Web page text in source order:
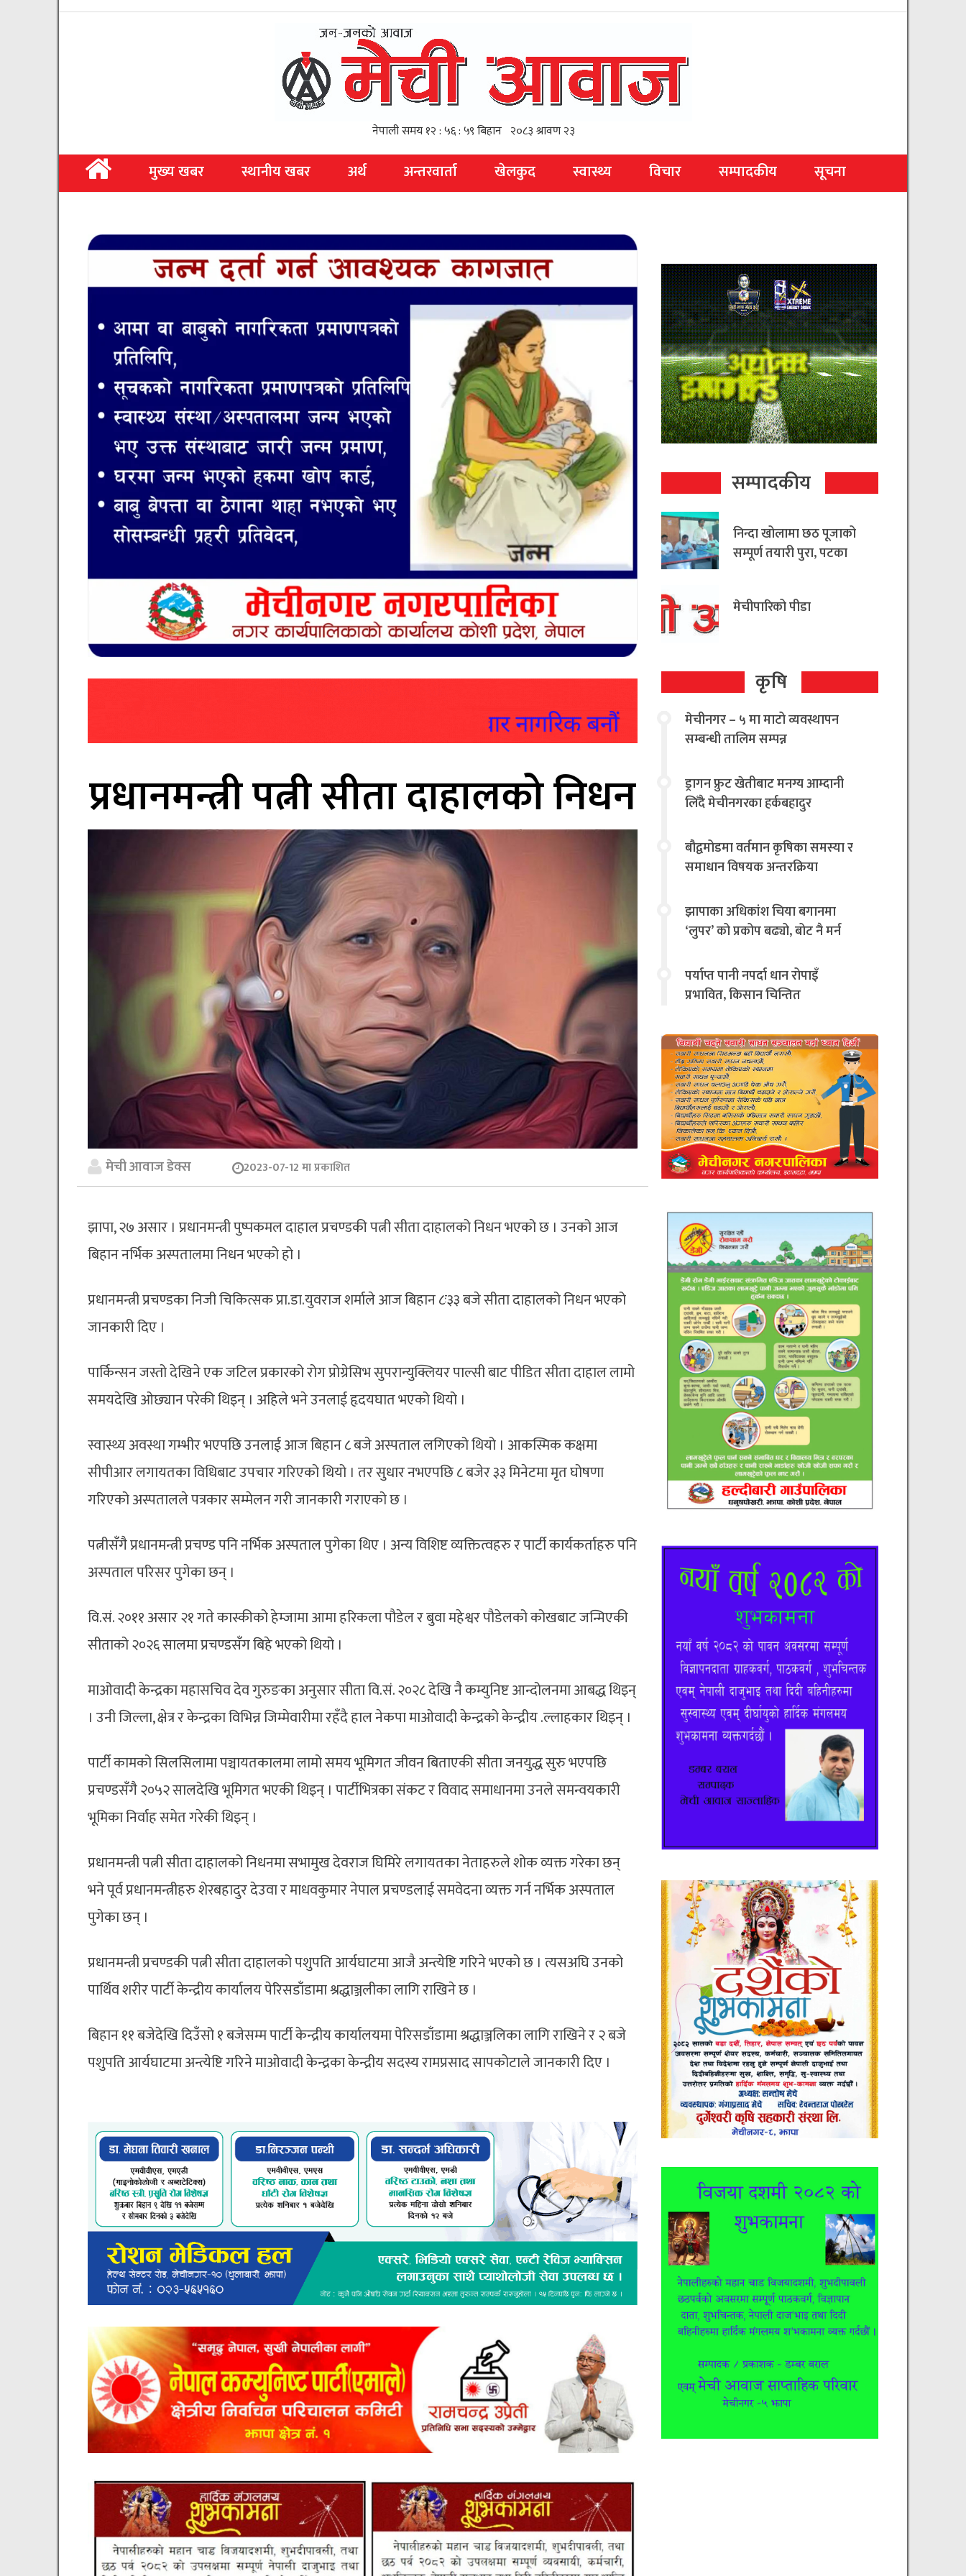
मुख्य खबर स्थानीय खबर अर्थ अन्तरवार्ता खेलकुद स्वास्थ्य विचार सम्पादकीय सूचना
प्रधानमन्त्री पत्नी सीता दाहालको निधन
मेची आवाज डेक्स 2023-07-12 मा प्रकाशित
झापा, २७ असार । प्रधानमन्त्री पुष्पकमल दाहाल प्रचण्डकी पत्नी सीता दाहालको निधन भएको छ । उनको आज
बिहान नर्भिक अस्पतालमा निधन भएको हो ।
प्रधानमन्त्री प्रचण्डका निजी चिकित्सक प्रा.डा.युवराज शर्माले आज बिहान ८ः३३ बजे सीता दाहालको निधन भएको
जानकारी दिए ।
पार्किन्सन जस्तो देखिने एक जटिल प्रकारको रोग प्रोग्रेसिभ सुपरान्युक्लियर पाल्सी बाट पीडित सीता दाहाल लामो
समयदेखि ओछ्यान परेकी थिइन् । अहिले भने उनलाई हृदयघात भएको थियो ।
स्वास्थ्य अवस्था गम्भीर भएपछि उनलाई आज बिहान ८ बजे अस्पताल लगिएको थियो । आकस्मिक कक्षमा
सीपीआर लगायतका विधिबाट उपचार गरिएको थियो । तर सुधार नभएपछि ८ बजेर ३३ मिनेटमा मृत घोषणा
गरिएको अस्पतालले पत्रकार सम्मेलन गरी जानकारी गराएको छ ।
पत्नीसँगै प्रधानमन्त्री प्रचण्ड पनि नर्भिक अस्पताल पुगेका थिए । अन्य विशिष्ट व्यक्तित्वहरु र पार्टी कार्यकर्ताहरु पनि
अस्पताल परिसर पुगेका छन् ।
वि.सं. २०११ असार २१ गते कास्कीको हेम्जामा आमा हरिकला पौडेल र बुवा महेश्वर पौडेलको कोखबाट जन्मिएकी
सीताको २०२६ सालमा प्रचण्डसँग बिहे भएको थियो ।
माओवादी केन्द्रका महासचिव देव गुरुङका अनुसार सीता वि.सं. २०२८ देखि नै कम्युनिष्ट आन्दोलनमा आबद्ध थिइन्
। उनी जिल्ला, क्षेत्र र केन्द्रका विभिन्न जिम्मेवारीमा रहँदै हाल नेकपा माओवादी केन्द्रको केन्द्रीय .ल्लाहकार थिइन् ।
पार्टी कामको सिलसिलामा पञ्चायतकालमा लामो समय भूमिगत जीवन बिताएकी सीता जनयुद्ध सुरु भएपछि
प्रचण्डसँगै २०५२ सालदेखि भूमिगत भएकी थिइन् । पार्टीभित्रका संकट र विवाद समाधानमा उनले समन्वयकारी
भूमिका निर्वाह समेत गरेकी थिइन् ।
प्रधानमन्त्री पत्नी सीता दाहालको निधनमा सभामुख देवराज घिमिरे लगायतका नेताहरुले शोक व्यक्त गरेका छन्
भने पूर्व प्रधानमन्त्रीहरु शेरबहादुर देउवा र माधवकुमार नेपाल प्रचण्डलाई समवेदना व्यक्त गर्न नर्भिक अस्पताल
पुगेका छन् ।
प्रधानमन्त्री प्रचण्डकी पत्नी सीता दाहालको पशुपति आर्यघाटमा आजै अन्त्येष्टि गरिने भएको छ । त्यसअघि उनको
पार्थिव शरीर पार्टी केन्द्रीय कार्यालय पेरिसडाँडामा श्रद्धाञ्जलीका लागि राखिने छ ।
बिहान ११ बजेदेखि दिउँसो १ बजेसम्म पार्टी केन्द्रीय कार्यालयमा पेरिसडाँडामा श्रद्धाञ्जलिका लागि राखिने र २ बजे
पशुपति आर्यघाटमा अन्त्येष्टि गरिने माओवादी केन्द्रका केन्द्रीय सदस्य रामप्रसाद सापकोटाले जानकारी दिए ।
सम्पादकीय
निन्दा खोलामा छठ पूजाको
सम्पूर्ण तयारी पुरा, पटका
मेचीपारिको पीडा
कृषि
मेचीनगर – ५ मा माटो व्यवस्थापन
सम्बन्धी तालिम सम्पन्न
ड्रागन फ्रुट खेतीबाट मनग्य आम्दानी
लिँदै मेचीनगरका हर्कबहादुर
बौद्वमोडमा वर्तमान कृषिका समस्या र
समाधान विषयक अन्तरक्रिया
झापाका अधिकांश चिया बगानमा
‘लुपर’ को प्रकोप बढ्यो, बोट नै मर्न
चिन्तित
पर्याप्त पानी नपर्दा धान रोपाइँ
प्रभावित, किसान चिन्तित